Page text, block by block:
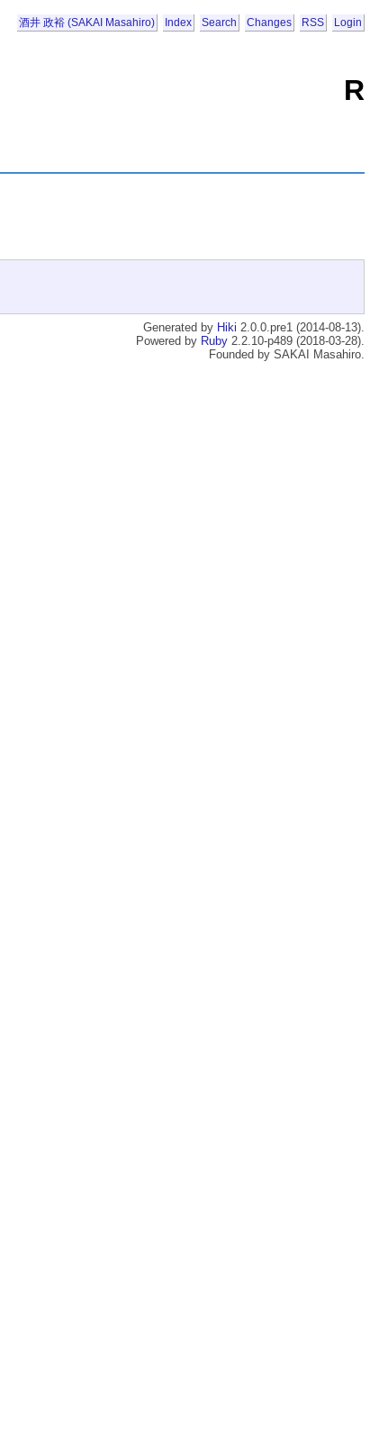
酒井 政裕 (SAKAI Masahiro) Index Search Changes RSS Login
R
Generated by Hiki 2.0.0.pre1 (2014-08-13).
Powered by Ruby 2.2.10-p489 (2018-03-28).
Founded by SAKAI Masahiro.